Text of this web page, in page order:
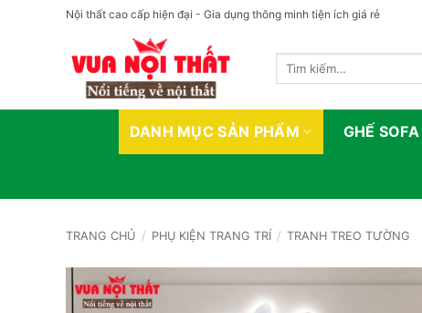
Nội thất cao cấp hiện đại - Gia dụng thông minh tiện ích giá rẻ
Tìm
DANH MỤC SẢN PHẨM GHẾ SOFA
TRANG CHỦ / PHỤ KIỆN TRANG TRÍ / TRANH TREO TƯỜNG